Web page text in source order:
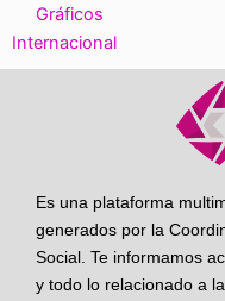
Gráficos
Internacional
Es una plataforma
generados por la
Social. Te informamos
y todo lo relacionado a